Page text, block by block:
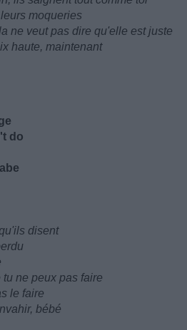
moqueries
ne veut pas dire qu'elle est juste
haute, maintenant
do
disent
ne peux pas faire
le faire
bébé